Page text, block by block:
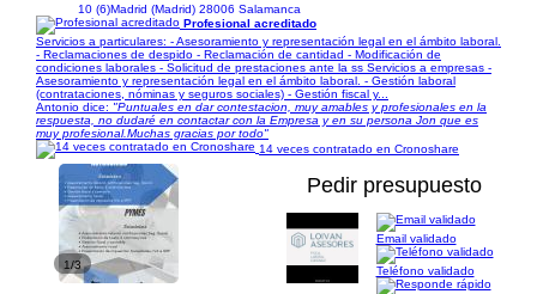
10 (6)Madrid (Madrid) 28006 Salamanca
Profesional acreditado
Servicios a particulares: - Asesoramiento y representación legal en el ámbito laboral.
- Reclamaciones de despido - Reclamación de cantidad - Modificación de
condiciones laborales - Solicitud de prestaciones ante la ss Servicios a empresas -
Asesoramiento y representación legal en el ámbito laboral. - Gestión laboral
(contrataciones, nóminas y seguros sociales) - Gestión fiscal y...
Antonio dice: "Puntuales en dar contestacion, muy amables y profesionales en la
respuesta, no dudaré en contactar con la Empresa y en su persona Jon que es
muy profesional.Muchas gracias por todo"
14 veces contratado en Cronoshare
1/3
Pedir presupuesto
Email validado
Teléfono validado